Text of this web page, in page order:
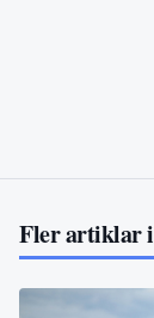
Fler artiklar i